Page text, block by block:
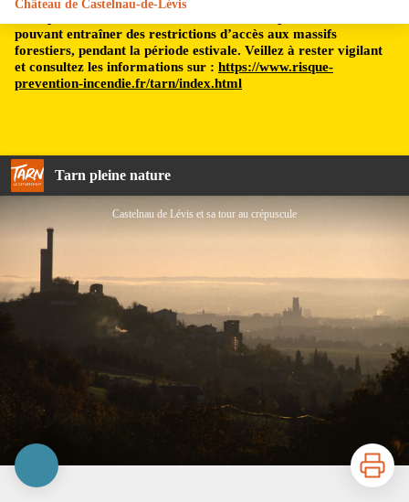
pouvant entraîner des restrictions d’accès aux massifs
forestiers, pendant la période estivale. Veillez à rester vigilant
et consultez les informations sur : https://www.risque-
prevention-incendie.fr/tarn/index.html
Tarn pleine nature
Château de Castelnau-de-Lévis
Castelnau de Lévis et sa tour au crépuscule
Imprimer